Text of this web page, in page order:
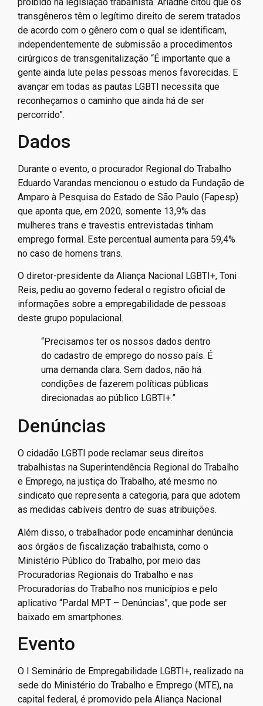
transgêneros têm o legítimo direito de serem tratados
de acordo com o gênero com o qual se identificam,
independentemente de submissão a procedimentos
cirúrgicos de transgenitalização “É importante que a
gente ainda lute pelas pessoas menos favorecidas. E
avançar em todas as pautas LGBTI necessita que
reconheçamos o caminho que ainda há de ser
percorrido”.
Dados
Durante o evento, o procurador Regional do Trabalho
Eduardo Varandas mencionou o estudo da Fundação de
Amparo à Pesquisa do Estado de São Paulo (Fapesp)
que aponta que, em 2020, somente 13,9% das
mulheres trans e travestis entrevistadas tinham
emprego formal. Este percentual aumenta para 59,4%
no caso de homens trans.
O diretor-presidente da Aliança Nacional LGBTI+, Toni
Reis, pediu ao governo federal o registro oficial de
informações sobre a empregabilidade de pessoas
deste grupo populacional.
“Precisamos ter os nossos dados dentro
do cadastro de emprego do nosso país. É
uma demanda clara. Sem dados, não há
condições de fazerem políticas públicas
direcionadas ao público LGBTI+.”
Denúncias
O cidadão LGBTI pode reclamar seus direitos
trabalhistas na Superintendência Regional do Trabalho
e Emprego, na justiça do Trabalho, até mesmo no
sindicato que representa a categoria, para que adotem
as medidas cabíveis dentro de suas atribuições.
Além disso, o trabalhador pode encaminhar denúncia
aos órgãos de fiscalização trabalhista, como o
Ministério Público do Trabalho, por meio das
Procuradorias Regionais do Trabalho e nas
Procuradorias do Trabalho nos municípios e pelo
aplicativo “Pardal MPT – Denúncias”, que pode ser
baixado em smartphones.
Evento
O I Seminário de Empregabilidade LGBTI+, realizado na
sede do Ministério do Trabalho e Emprego (MTE), na
capital federal, é promovido pela Aliança Nacional